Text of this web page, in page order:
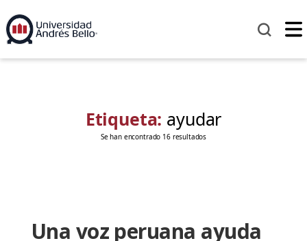
Etiqueta: ayudar
Se han encontrado 16 resultados
Una voz peruana ayuda